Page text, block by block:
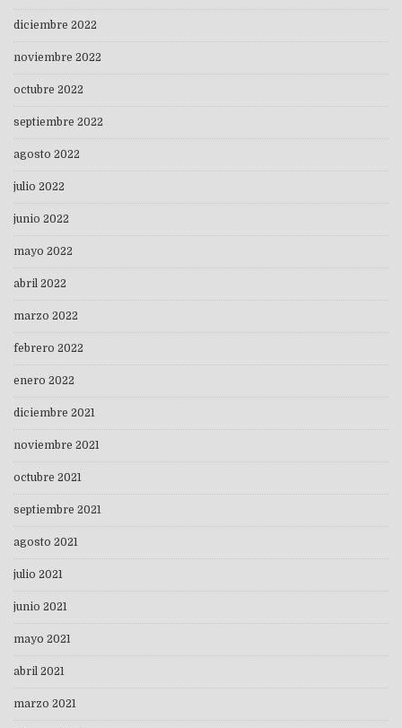
diciembre 2022
noviembre 2022
octubre 2022
septiembre 2022
agosto 2022
julio 2022
junio 2022
mayo 2022
abril 2022
marzo 2022
febrero 2022
enero 2022
diciembre 2021
noviembre 2021
octubre 2021
septiembre 2021
agosto 2021
julio 2021
junio 2021
mayo 2021
abril 2021
marzo 2021